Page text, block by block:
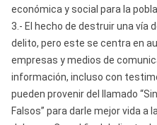
económica y social para la
3.- El hecho de destruir una vía
delito, pero este se centra en
empresas y medios de
información, incluso con
pueden provenir del llamado
Falsos” para darle mejor vida